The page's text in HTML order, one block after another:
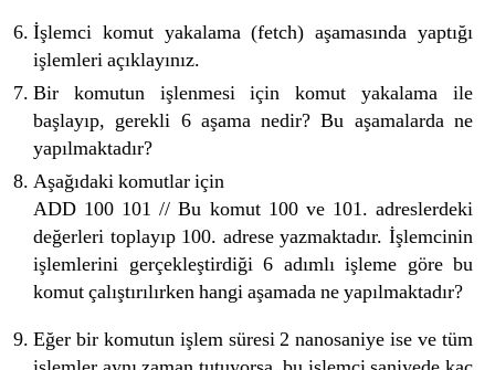
İşlemci komut yakalama (fetch) aşamasında yaptığı
işlemleri açıklayınız.
Bir komutun işlenmesi için komut yakalama ile
başlayıp, gerekli 6 aşama nedir? Bu aşamalarda ne
yapılmaktadır?
Aşağıdaki komutlar için
ADD 100 101 // Bu komut 100 ve 101. adreslerdeki
değerleri toplayıp 100. adrese yazmaktadır. İşlemcinin
işlemlerini gerçekleştirdiği 6 adımlı işleme göre bu
komut çalıştırılırken hangi aşamada ne yapılmaktadır?
Eğer bir komutun işlem süresi 2 nanosaniye ise ve tüm